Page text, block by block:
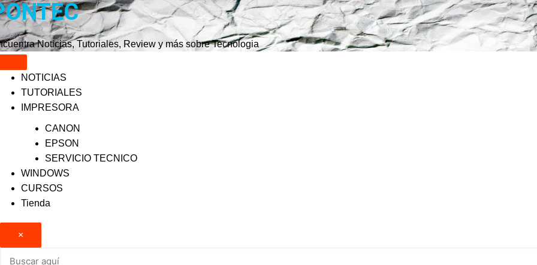
Saltar
al
contenido
Noticias, Tutoriales, Review y más sobre Tecnologia
NOTICIAS
TUTORIALES
IMPRESORA
CANON
EPSON
SERVICIO TECNICO
WINDOWS
CURSOS
Tienda
×